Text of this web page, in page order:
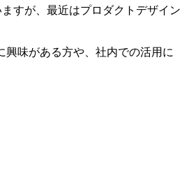
すが、最近はプロダクトデザイン
味がある方や、社内での活用に